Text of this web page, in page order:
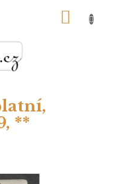
**